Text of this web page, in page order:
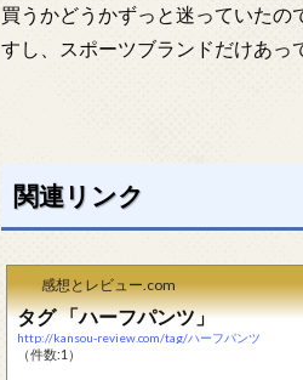
買うかどうかずっと迷っていた
すし、スポーツブランドだけあっ
関連リンク
感想とレビュー.com
タグ 「ハーフパンツ」
http://kansou-review.com/tag/ハーフパンツ
（件数:1）